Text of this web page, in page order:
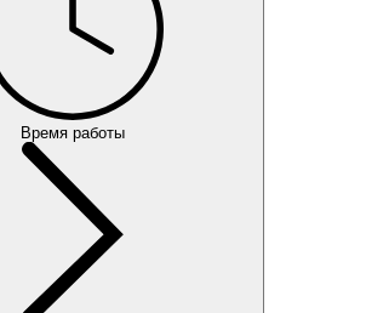
Время работы